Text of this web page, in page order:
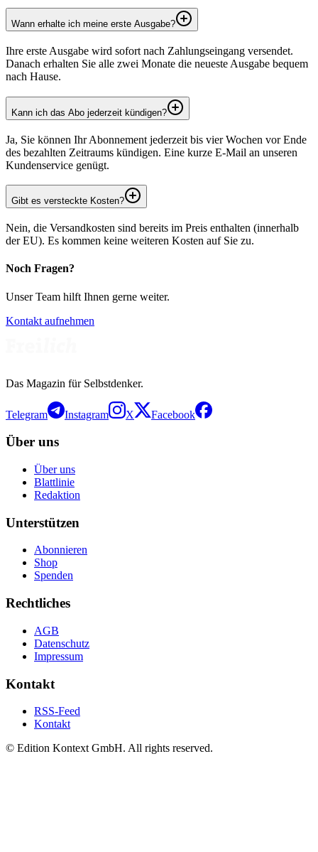
Wann erhalte ich meine erste Ausgabe?
Ihre erste Ausgabe wird sofort nach Zahlungseingang versendet.
Danach erhalten Sie alle zwei Monate die neueste Ausgabe bequem
nach Hause.
Kann ich das Abo jederzeit kündigen?
Ja, Sie können Ihr Abonnement jederzeit bis vier Wochen vor Ende
des bezahlten Zeitraums kündigen. Eine kurze E-Mail an unseren
Kundenservice genügt.
Gibt es versteckte Kosten?
Nein, die Versandkosten sind bereits im Preis enthalten (innerhalb
der EU). Es kommen keine weiteren Kosten auf Sie zu.
Noch Fragen?
Unser Team hilft Ihnen gerne weiter.
Kontakt aufnehmen
Das Magazin für Selbstdenker.
Telegram Instagram X Facebook
Über uns
Über uns
Blattlinie
Redaktion
Unterstützen
Abonnieren
Shop
Spenden
Rechtliches
AGB
Datenschutz
Impressum
Kontakt
RSS-Feed
Kontakt
© Edition Kontext GmbH. All rights reserved.